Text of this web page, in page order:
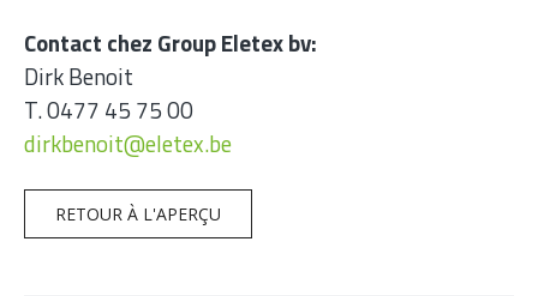
Contact chez Group Eletex bv:
Dirk Benoit
T. 0477 45 75 00
dirkbenoit@eletex.be
RETOUR À L'APERÇU